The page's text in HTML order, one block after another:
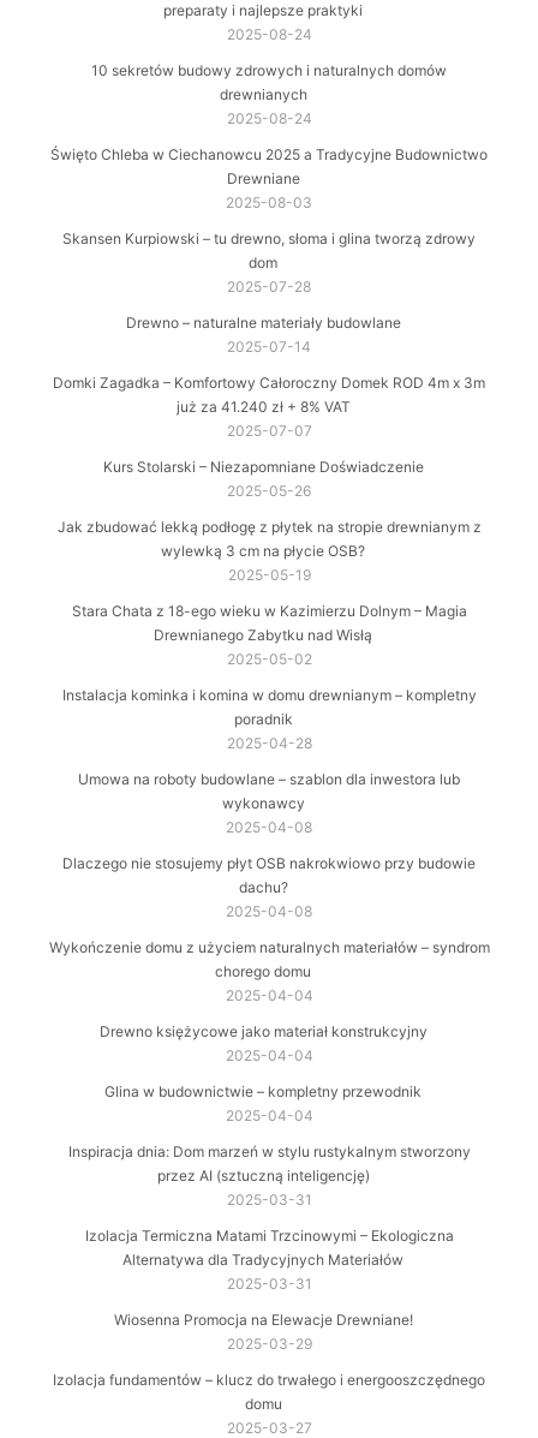
preparaty i najlepsze praktyki
2025-08-24
10 sekretów budowy zdrowych i naturalnych domów
drewnianych
2025-08-24
Święto Chleba w Ciechanowcu 2025 a Tradycyjne Budownictwo
Drewniane
2025-08-03
Skansen Kurpiowski – tu drewno, słoma i glina tworzą zdrowy
dom
2025-07-28
Drewno – naturalne materiały budowlane
2025-07-14
Domki Zagadka – Komfortowy Całoroczny Domek ROD 4m x 3m
już za 41.240 zł + 8% VAT
2025-07-07
Kurs Stolarski – Niezapomniane Doświadczenie
2025-05-26
Jak zbudować lekką podłogę z płytek na stropie drewnianym z
wylewką 3 cm na płycie OSB?
2025-05-19
Stara Chata z 18-ego wieku w Kazimierzu Dolnym – Magia
Drewnianego Zabytku nad Wisłą
2025-05-02
Instalacja kominka i komina w domu drewnianym – kompletny
poradnik
2025-04-28
Umowa na roboty budowlane – szablon dla inwestora lub
wykonawcy
2025-04-08
Dlaczego nie stosujemy płyt OSB nakrokwiowo przy budowie
dachu?
2025-04-08
Wykończenie domu z użyciem naturalnych materiałów – syndrom
chorego domu
2025-04-04
Drewno księżycowe jako materiał konstrukcyjny
2025-04-04
Glina w budownictwie – kompletny przewodnik
2025-04-04
Inspiracja dnia: Dom marzeń w stylu rustykalnym stworzony
przez AI (sztuczną inteligencję)
2025-03-31
Izolacja Termiczna Matami Trzcinowymi – Ekologiczna
Alternatywa dla Tradycyjnych Materiałów
2025-03-31
Wiosenna Promocja na Elewacje Drewniane!
2025-03-29
Izolacja fundamentów – klucz do trwałego i energooszczędnego
domu
2025-03-27